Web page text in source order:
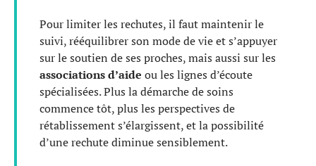
Pour limiter les rechutes, il faut maintenir le
suivi, rééquilibrer son mode de vie et s’appuyer
sur le soutien de ses proches, mais aussi sur les
associations d’aide ou les lignes d’écoute
spécialisées. Plus la démarche de soins
commence tôt, plus les perspectives de
rétablissement s’élargissent, et la possibilité
d’une rechute diminue sensiblement.